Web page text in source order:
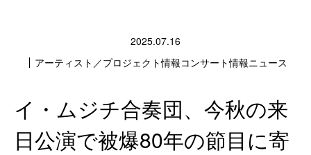
2025.07.16
アーティスト／プロジェクト情報コンサート情報ニュース
イ・ムジチ合奏団、今秋の来
日公演で被爆80年の節目に寄